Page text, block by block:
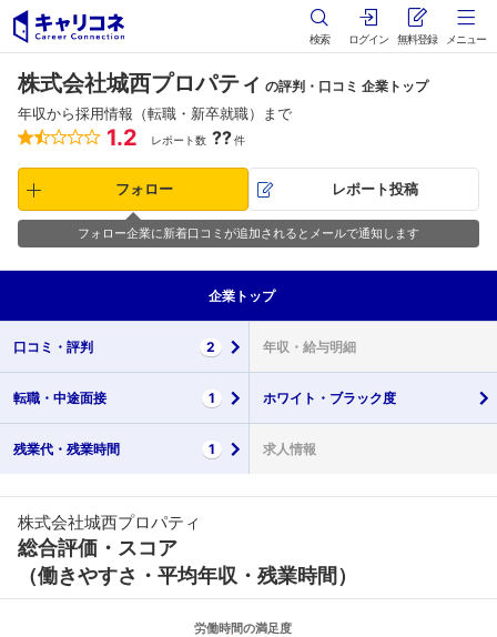
検索 ログイン 無料登録 メニュー
株式会社城西プロパティ の評判・口コミ 企業トップ
年収から採用情報（転職・新卒就職）まで
1.2 レポート数 ??件
フォロー レポート投稿
フォロー企業に新着口コミが追加されるとメールで通知します
企業 トップ
口コミ・ 評判 2 年収・ 給与明細
転職・ 中途面接 1 ホワイト・ ブラック度
残業代・ 残業時間 1 求人情報
株式会社城西プロパティ
総合評価・スコア
（働きやすさ・平均年収・残業時間）